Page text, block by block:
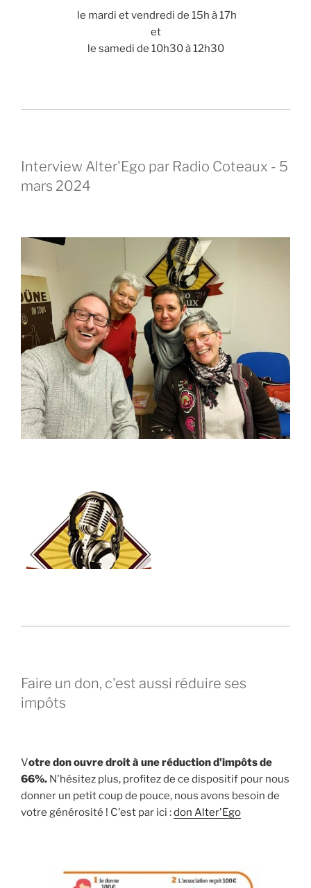
le mardi et vendredi de 15h à 17h
et
le samedi de 10h30 à 12h30
Interview Alter'Ego par Radio Coteaux - 5
mars 2024
Faire un don, c'est aussi réduire ses
impôts
Votre don ouvre droit à une réduction d'impôts de
66%. N'hésitez plus, profitez de ce dispositif pour nous
donner un petit coup de pouce, nous avons besoin de
votre générosité ! C'est par ici :don Alter'Ego